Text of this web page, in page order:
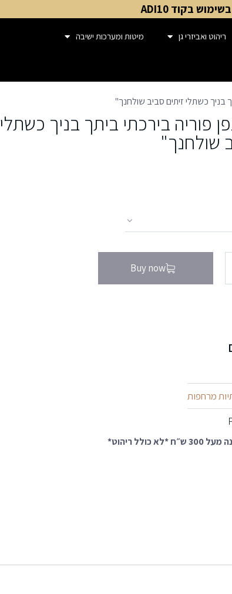
ריהוט ואביזרי גן מיטות ומערכות ישיבה
בניך כשתלי זיתים סביב שולחנך"
פוריה בירכתי ביתך בניך כשתלי
שולחנך"
Buy now
מרחפות
ריהוט*